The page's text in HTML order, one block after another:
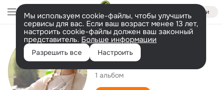
Войти
Мы используем cookie-файлы, чтобы улучшить
сервисы для вас. Если ваш возраст менее 13 лет,
настроить cookie-файлы должен ваш законный
представитель. Больше информации
Разрешить все Настроить
Исполнитель
Софа Лю
1 альбом